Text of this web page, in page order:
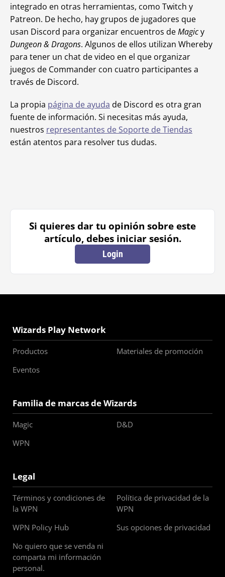
integrado en otras herramientas, como Twitch y
Patreon. De hecho, hay grupos de jugadores que
usan Discord para organizar encuentros deMagicy
Dungeon & Dragons. Algunos de ellos utilizan Whereby
para tener un chat de video en el que organizar
juegos de Commander con cuatro participantes a
través de Discord.
La propia página de ayuda de Discord es otra gran
fuente de información. Si necesitas más ayuda,
nuestros representantes de Soporte de Tiendas
están atentos para resolver tus dudas.
Si quieres dar tu opinión sobre este
artículo, debes iniciar sesión.
Login
Wizards Play Network
Productos
Materiales de promoción
Eventos
Familia de marcas de Wizards
Magic
D&D
WPN
Legal
Términos y condiciones de
la WPN
Política de privacidad de la
WPN
WPN Policy Hub
Sus opciones de privacidad
No quiero que se venda ni
comparta mi información
personal.